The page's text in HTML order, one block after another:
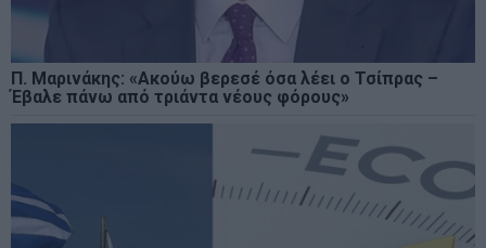
Π. Μαρινάκης: «Ακούω βερεσέ όσα λέει ο Τσίπρας –
Έβαλε πάνω από τριάντα νέους φόρους»